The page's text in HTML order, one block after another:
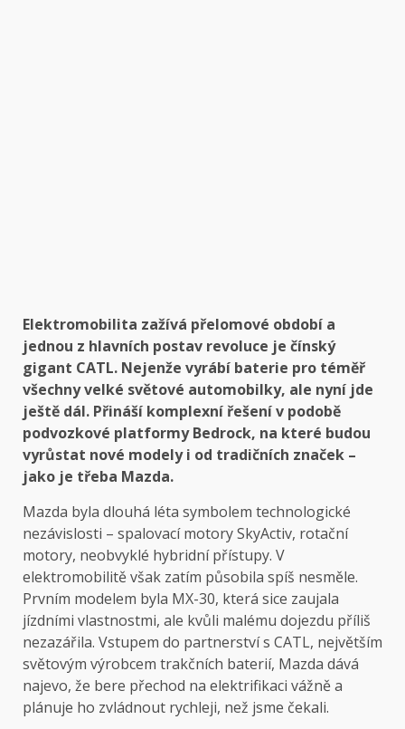
Elektromobilita zažívá přelomové období a
jednou z hlavních postav revoluce je čínský
gigant CATL. Nejenže vyrábí baterie pro téměř
všechny velké světové automobilky, ale nyní jde
ještě dál. Přináší komplexní řešení v podobě
podvozkové platformy Bedrock, na které budou
vyrůstat nové modely i od tradičních značek –
jako je třeba Mazda.
Mazda byla dlouhá léta symbolem technologické
nezávislosti – spalovací motory SkyActiv, rotační
motory, neobvyklé hybridní přístupy. V
elektromobilitě však zatím působila spíš nesměle.
Prvním modelem byla MX-30, která sice zaujala
jízdními vlastnostmi, ale kvůli malému dojezdu příliš
nezazářila. Vstupem do partnerství s CATL, největším
světovým výrobcem trakčních baterií, Mazda dává
najevo, že bere přechod na elektrifikaci vážně a
plánuje ho zvládnout rychleji, než jsme čekali.